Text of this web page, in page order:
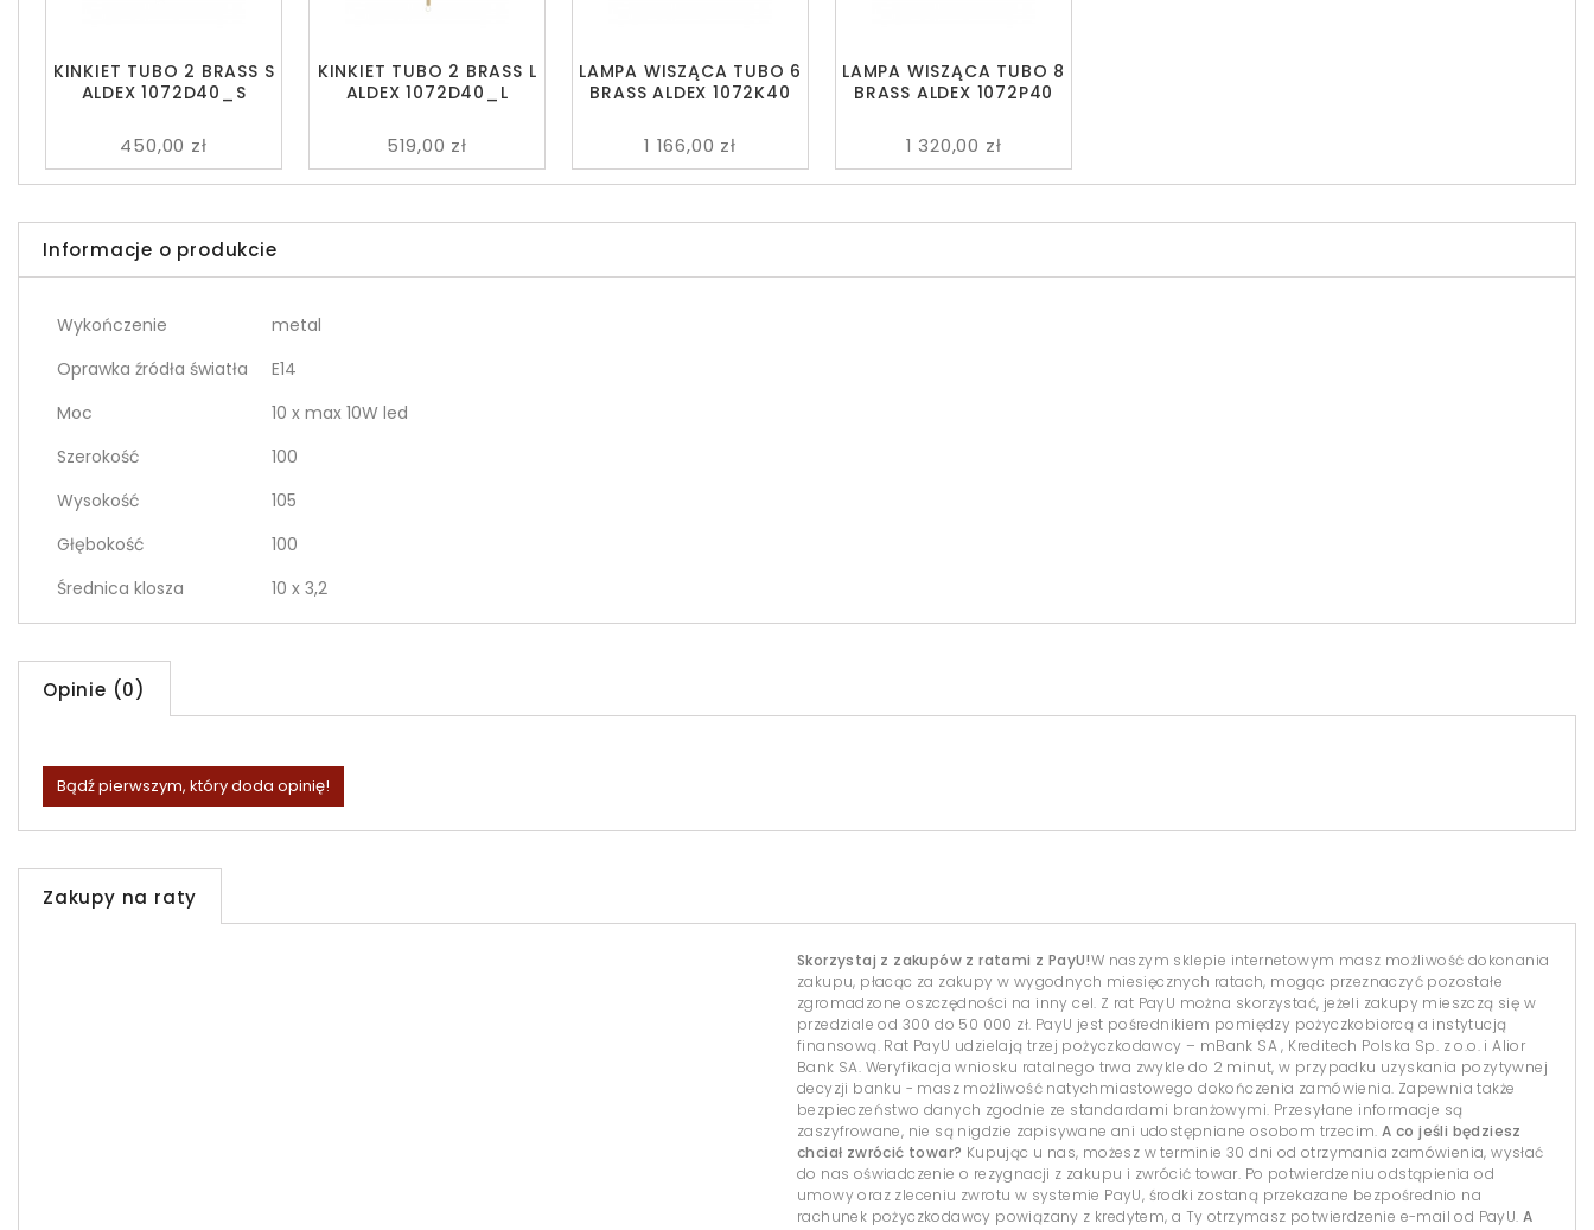
LAMPA WISZĄCA TUBO 8
BRASS ALDEX 1072P40
1 320,00 zł
LAMPA WISZĄCA TUBO 6
BRASS ALDEX 1072K40
1 166,00 zł
KINKIET TUBO 2 BRASS S
ALDEX 1072D40_S
450,00 zł
KINKIET TUBO 2 BRASS L
ALDEX 1072D40_L
519,00 zł
Informacje o produkcie
Wykończenie
metal
Oprawka źródła światła
E14
Moc
10 x max 10W led
Szerokość
100
Wysokość
105
Głębokość
100
Średnica klosza
10 x 3,2
Opinie (0)
Bądź pierwszym, który doda opinię!
Zakupy na raty
Skorzystaj z zakupów z ratami z PayU!W naszym sklepie internetowym masz możliwość dokonania
zakupu, płacąc za zakupy w wygodnych miesięcznych ratach, mogąc przeznaczyć pozostałe
zgromadzone oszczędności na inny cel. Z rat PayU można skorzystać, jeżeli zakupy mieszczą się w
przedziale od 300 do 50 000 zł. PayU jest pośrednikiem pomiędzy pożyczkobiorcą a instytucją
finansową. Rat PayU udzielają trzej pożyczkodawcy – mBank SA , Kreditech Polska Sp. z o.o. i Alior
Bank SA. Weryfikacja wniosku ratalnego trwa zwykle do 2 minut, w przypadku uzyskania pozytywnej
decyzji banku - masz możliwość natychmiastowego dokończenia zamówienia. Zapewnia także
bezpieczeństwo danych zgodnie ze standardami branżowymi. Przesyłane informacje są
zaszyfrowane, nie są nigdzie zapisywane ani udostępniane osobom trzecim. A co jeśli będziesz
chciał zwrócić towar? Kupując u nas, możesz w terminie 30 dni od otrzymania zamówienia, wysłać
do nas oświadczenie o rezygnacji z zakupu i zwrócić towar. Po potwierdzeniu odstąpienia od
umowy oraz zleceniu zwrotu w systemie PayU, środki zostaną przekazane bezpośrednio na
rachunek pożyczkodawcy powiązany z kredytem, a Ty otrzymasz potwierdzenie e-mail od PayU. A